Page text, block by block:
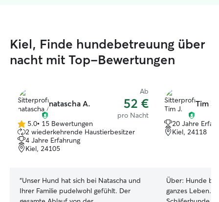
Kiel, Finde hundebetreuung über
nacht mit Top-Bewertungen
natascha A.
Ab
52 €
pro Nacht
5.0
von
5
Sternen
5.0• 15 Bewertungen
2 wiederkehrende Haustierbesitzer
4 Jahre Erfahrung
Kiel, 24105
“Unser Hund hat sich bei Natascha und
Ihrer Familie pudelwohl gefühlt. Der
Tim J.
20 Jahre
Kiel, 24118
Über: Hunde
ganzes Leben.